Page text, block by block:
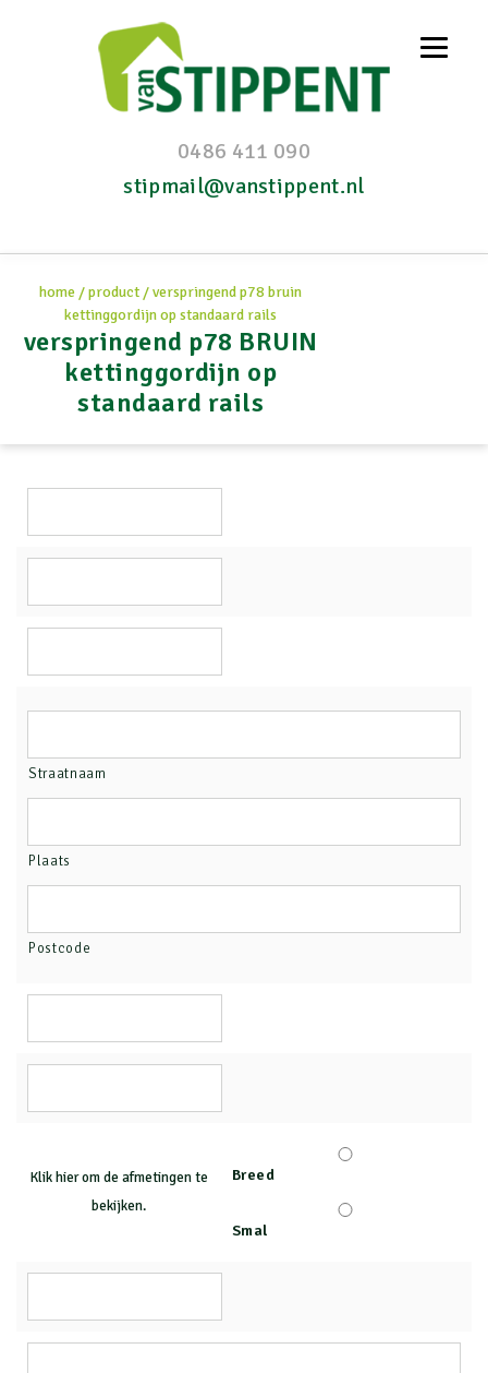
0486 411 090
stipmail@vanstippent.nl
verspringend p78 BRUIN
kettinggordijn op
standaard rails
home /product /verspringend p78 bruin
kettinggordijn op standaard rails
Straatnaam
Plaats
Postcode
Klik hier om de afmetingen te
bekijken.
Breed
Smal